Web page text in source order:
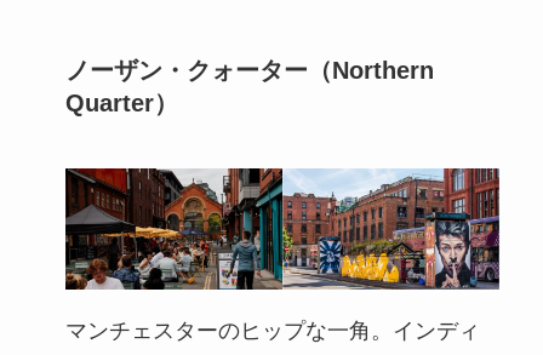
ノーザン・クォーター（Northern
Quarter）
マンチェスターのヒップな一角。インディ